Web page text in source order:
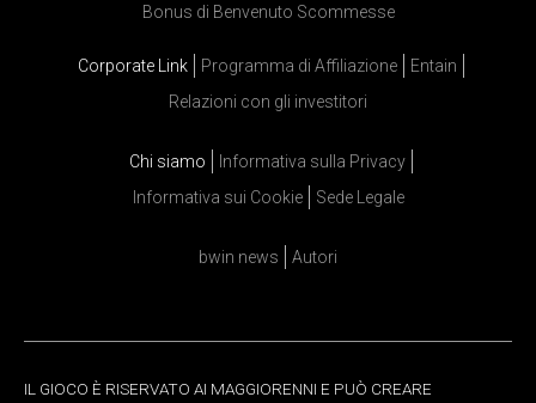
Bonus di Benvenuto Scommesse
Corporate Link Programma di Affiliazione
Entain
Relazioni con gli investitori
Chi siamo
Informativa sulla Privacy
Informativa sui Cookie
Sede Legale
bwin news Autori
IL GIOCO È RISERVATO AI MAGGIORENNI E PUÒ CREARE